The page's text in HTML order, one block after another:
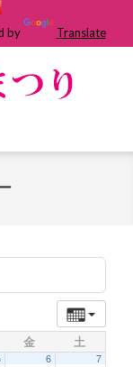
by Translate
金 土
6 7